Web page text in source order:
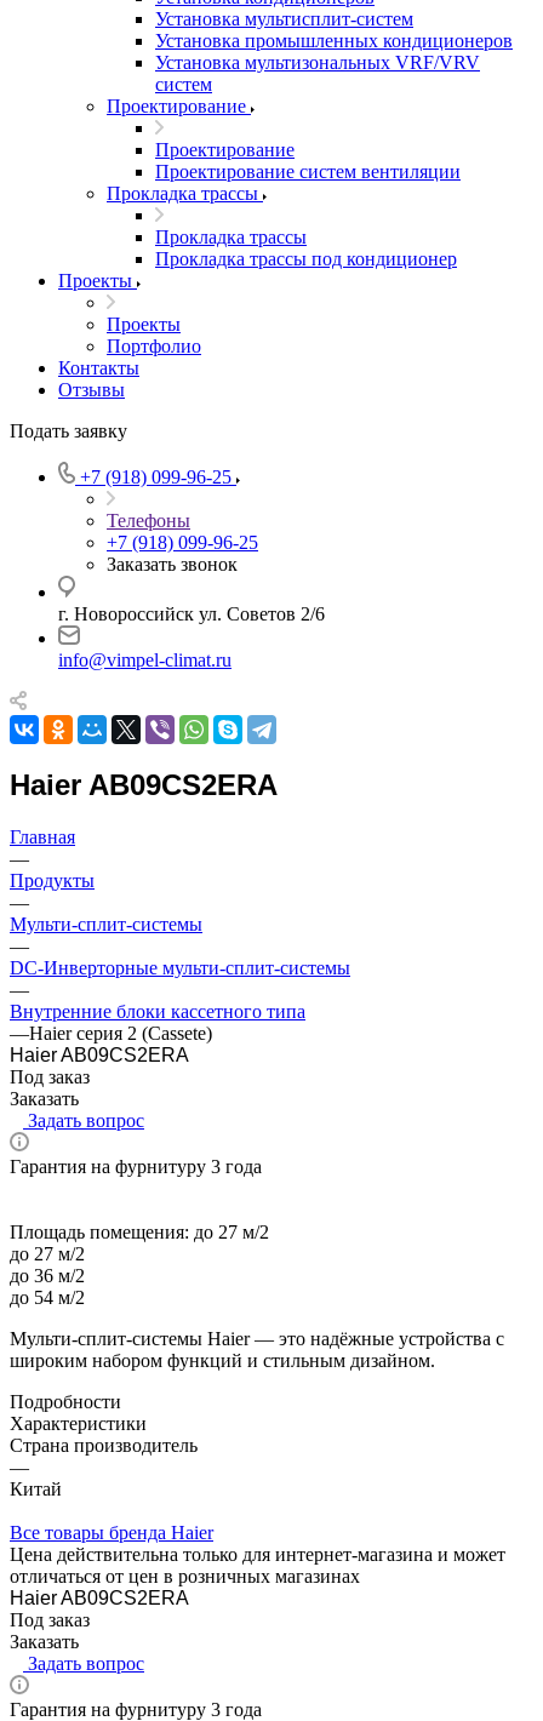
Установка мультисплит-систем
Установка промышленных кондиционеров
Установка мультизональных VRF/VRV
систем
Проектирование
Проектирование
Проектирование систем вентиляции
Прокладка трассы
Прокладка трассы
Прокладка трассы под кондиционер
Проекты
Проекты
Портфолио
Контакты
Отзывы
Подать заявку
+7 (918) 099-96-25
Телефоны
+7 (918) 099-96-25
Заказать звонок
г. Новороссийск ул. Советов 2/6
info@vimpel-climat.ru
Haier AB09CS2ERA
Главная
—
Продукты
—
Мульти-сплит-системы
—
DC-Инверторные мульти-сплит-системы
—
Внутренние блоки кассетного типа
—Haier серия 2 (Cassete)
Haier AB09CS2ERA
Под заказ
Заказать
Задать вопрос
Гарантия на фурнитуру 3 года
Площадь помещения: до 27 м/2
до 27 м/2
до 36 м/2
до 54 м/2
Мульти-сплит-системы Haier — это надёжные устройства с
широким набором функций и стильным дизайном.
Подробности
Характеристики
Страна производитель
—
Китай
Все товары бренда Haier
Цена действительна только для интернет-магазина и может
отличаться от цен в розничных магазинах
Haier AB09CS2ERA
Под заказ
Заказать
Задать вопрос
Гарантия на фурнитуру 3 года